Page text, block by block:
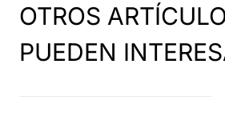
OTROS
PUEDEN